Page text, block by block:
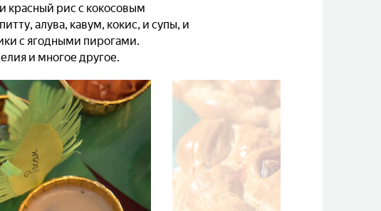
красный рис с кокосовым
алува, кавум, кокис, и супы, и
с ягодными пирогами.
и многое другое.